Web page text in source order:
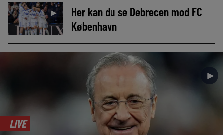
►
Her kan du se Debrecen mod FC
København
►
LIVE